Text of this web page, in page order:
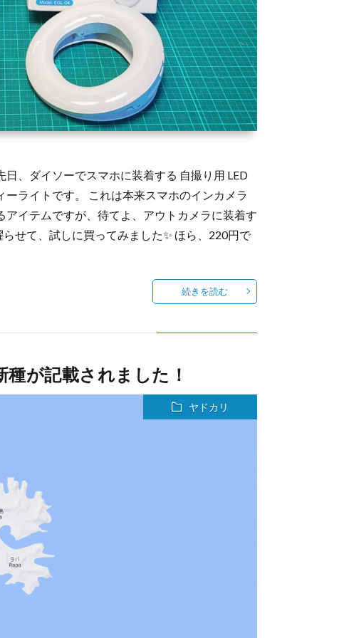
、ダイソーでスマホに装着する 自撮り用 LED
ライトです。 これは本来スマホのインカメラ
イテムですが、待てよ、アウトカメラに装着す
せて、試しに買ってみました✨ ほら、220円で
続きを読む
が記載されました！
ヤドカリ